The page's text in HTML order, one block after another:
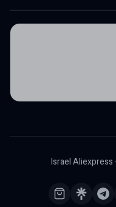
Israel Aliexpress